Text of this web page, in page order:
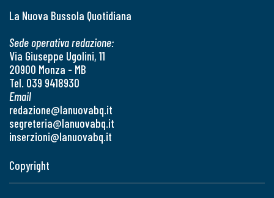
La Nuova Bussola Quotidiana
Sede operativa redazione:
Via Giuseppe Ugolini, 11
20900 Monza - MB
Tel. 039 9418930
Email
redazione@lanuovabq.it
segreteria@lanuovabq.it
inserzioni@lanuovabq.it
Copyright